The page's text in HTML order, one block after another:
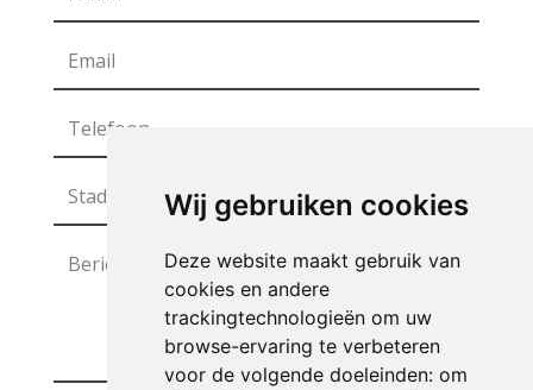
Wij gebruiken cookies
Deze website maakt gebruik van
cookies en andere
trackingtechnologieën om uw
browse-ervaring te verbeteren
voor de volgende doeleinden: om